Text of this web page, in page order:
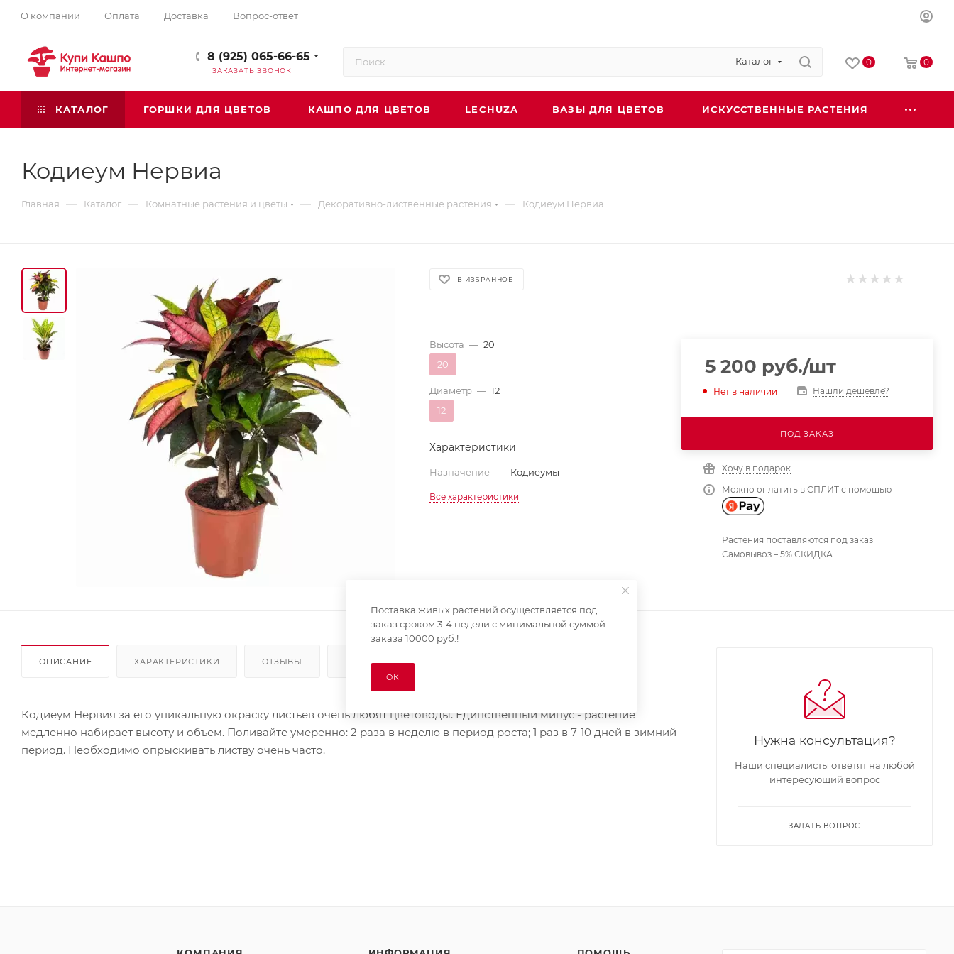
О компании Оплата Доставка Вопрос-ответ
8 (925) 065-66-65
ЗАКАЗАТЬ ЗВОНОК
Каталог 0 0
КАТАЛОГ ГОРШКИ ДЛЯ ЦВЕТОВ КАШПО ДЛЯ ЦВЕТОВ LECHUZA ВАЗЫ ДЛЯ ЦВЕТОВ ИСКУССТВЕННЫЕ РАСТЕНИЯ
Кодиеум Нервиа
Главная — Каталог — Комнатные растения и цветы — Декоративно-лиственные растения — Кодиеум Нервиа
В ИЗБРАННОЕ
Высота — 20
20
Диаметр — 12
12
Характеристики
Назначение — Кодиеумы
Все характеристики
5 200 руб./шт
Нет в наличии Нашли дешевле?
ПОД ЗАКАЗ
Хочу в подарок
Можно оплатить в СПЛИТ с помощью
Растения поставляются под заказ
Самовывоз – 5% СКИДКА
ОПИСАНИЕ ХАРАКТЕРИСТИКИ ОТЗЫВЫ КАК КУПИТЬ
Кодиеум Нервия за его уникальную окраску листьев очень любят цветоводы. Единственный минус - растение
медленно набирает высоту и объем. Поливайте умеренно: 2 раза в неделю в период роста; 1 раз в 7-10 дней в зимний
период. Необходимо опрыскивать листву очень часто.
Нужна консультация?
Наши специалисты ответят на любой
интересующий вопрос
ЗАДАТЬ ВОПРОС
Поставка живых растений осуществляется под
заказ сроком 3-4 недели с минимальной суммой
заказа 10000 руб.!
ОК